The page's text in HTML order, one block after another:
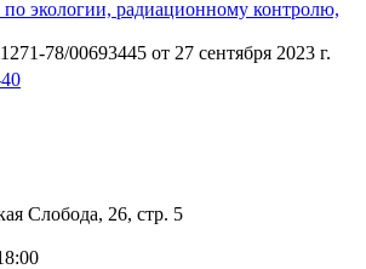
78/00693445 от 27 сентября 2023 г.
Слобода, 26, стр. 5